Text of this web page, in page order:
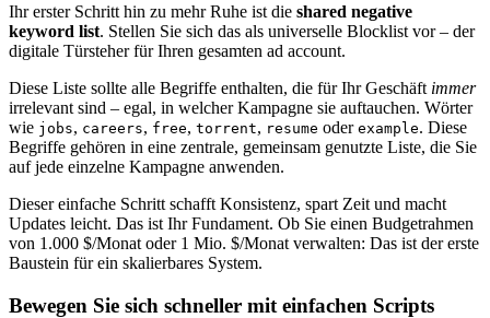
Ihr erster Schritt hin zu mehr Ruhe ist die shared negative
keyword list. Stellen Sie sich das als universelle Blocklist vor – der
digitale Türsteher für Ihren gesamten ad account.
Diese Liste sollte alle Begriffe enthalten, die für Ihr Geschäft immer
irrelevant sind – egal, in welcher Kampagne sie auftauchen. Wörter
wie jobs, careers, free, torrent, resume oder example. Diese
Begriffe gehören in eine zentrale, gemeinsam genutzte Liste, die Sie
auf jede einzelne Kampagne anwenden.
Dieser einfache Schritt schafft Konsistenz, spart Zeit und macht
Updates leicht. Das ist Ihr Fundament. Ob Sie einen Budgetrahmen
von 1.000 $/Monat oder 1 Mio. $/Monat verwalten: Das ist der erste
Baustein für ein skalierbares System.
Bewegen Sie sich schneller mit einfachen Scripts